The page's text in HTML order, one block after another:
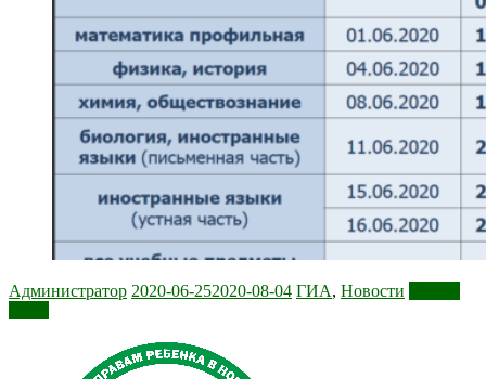
Администратор 2020-06-252020-08-04 ГИА, Новости